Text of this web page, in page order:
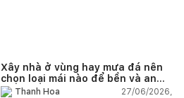
Xây nhà ở vùng hay mưa đá nên
chọn loại mái nào để bền và an
toàn?Thanh Hoa
27/06/2026,